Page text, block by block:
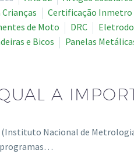
Certificação Inmetro
de Moto DRC
e Bicos Panelas
A
Nacional de